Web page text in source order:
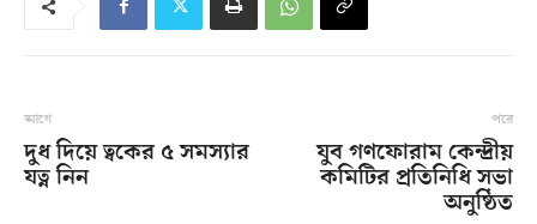
আগে
দুধ দিয়ে ত্বকের ৫ সমস্যার
যত্ন নিন
পরে
যুব গণফোরাম কেন্দ্রীয়
কমিটির প্রতিনিধি সভা
অনুষ্ঠিত